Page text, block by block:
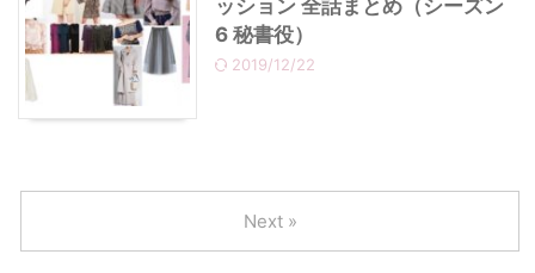
ッション 全話まとめ（シーズン
6 秘書役）
2019/12/22
Next »